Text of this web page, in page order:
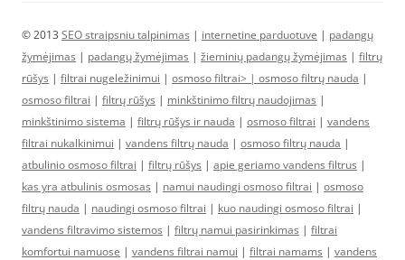
© 2013 SEO straipsniu talpinimas | internetine parduotuve | padangų
žymėjimas | padangų žymėjimas | žieminių padangų žymėjimas | filtrų
rūšys | filtrai nugeležinimui | osmoso filtrai> | osmoso filtrų nauda |
osmoso filtrai | filtrų rūšys | minkštinimo filtrų naudojimas |
minkštinimo sistema | filtrų rūšys ir nauda | osmoso filtrai | vandens
filtrai nukalkinimui | vandens filtrų nauda | osmoso filtrų nauda |
atbulinio osmoso filtrai | filtrų rūšys | apie geriamo vandens filtrus |
kas yra atbulinis osmosas | namui naudingi osmoso filtrai | osmoso
filtrų nauda | naudingi osmoso filtrai | kuo naudingi osmoso filtrai |
vandens filtravimo sistemos | filtrų namui pasirinkimas | filtrai
komfortui namuose | vandens filtrai namui | filtrai namams | vandens